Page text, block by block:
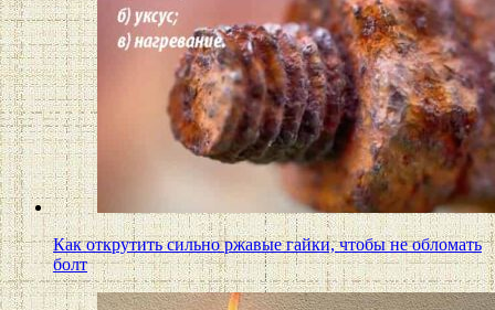
Как открутить сильно ржавые гайки, чтобы не обломать
болт